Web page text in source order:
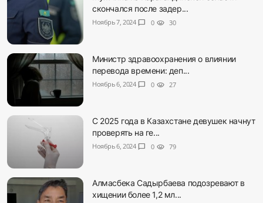
скончался после задер...
Ноябрь 7, 2024 chat_bubble 0 visibility 30
Министр здравоохранения о влиянии
перевода времени: деп...
Ноябрь 6, 2024 chat_bubble 0 visibility 27
С 2025 года в Казахстане девушек начнут
проверять на ге...
Ноябрь 6, 2024 chat_bubble 0 visibility 79
Алмасбека Садырбаева подозревают в
хищении более 1,2 мл...